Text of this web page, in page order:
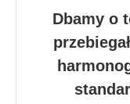
Dbamy o